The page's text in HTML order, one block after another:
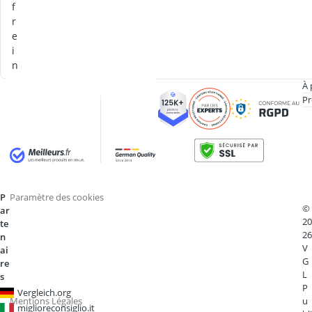
f
r
e
i
n
À
P
ar
te
n
ai
re
s
Vergleich.org
miglioreconsiglio.it
Paramètre des cookies
Mentions Légales
©
20
26
V
G
L
P
u